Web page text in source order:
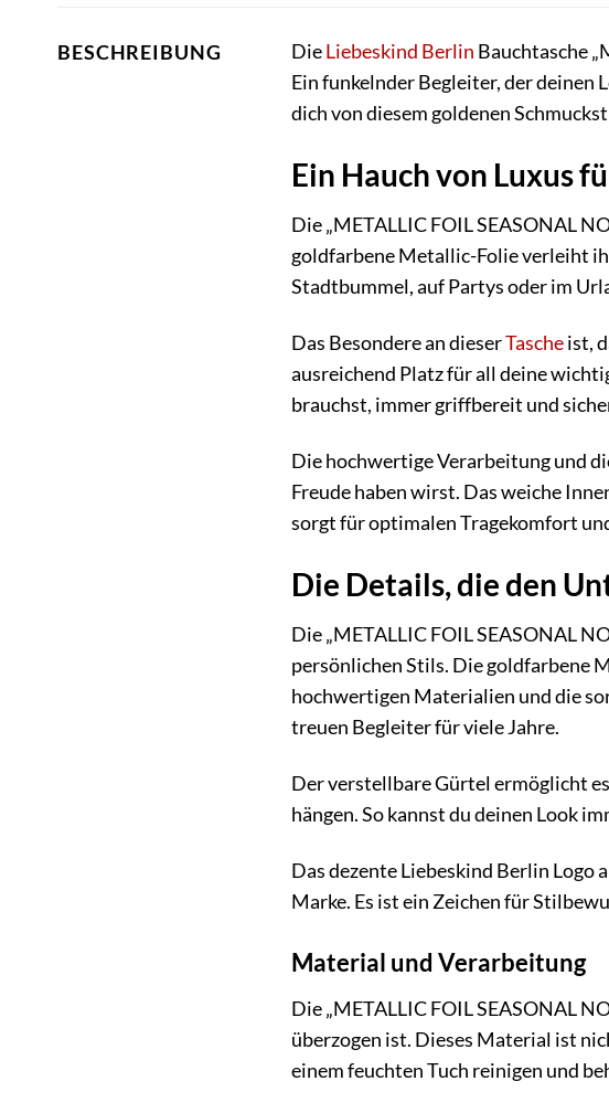
BESCHREIBUNG DieLiebeskind Berlin Bauchtasche
Ein funkelnder Begleiter, der deinen
dich von diesem goldenen
Ein Hauch von Luxus
Die „METALLIC FOIL SEASONAL
goldfarbene Metallic-Folie verleiht
Stadtbummel, auf Partys oder im
Das Besondere an dieserTascheist,
ausreichend Platz für all deine
brauchst, immer griffbereit und
Die hochwertige Verarbeitung und
Freude haben wirst. Das weiche
sorgt für optimalen Tragekomfort
Die Details, die den
Die „METALLIC FOIL SEASONAL
persönlichen Stils. Die goldfarbene
hochwertigen Materialien und die
treuen Begleiter für viele Jahre.
Der verstellbare Gürtel ermöglicht
hängen. So kannst du deinen Look
Das dezente Liebeskind Berlin Logo
Marke. Es ist ein Zeichen für
Material und Verarbeitung
Die „METALLIC FOIL SEASONAL
überzogen ist. Dieses Material ist
einem feuchten Tuch reinigen und